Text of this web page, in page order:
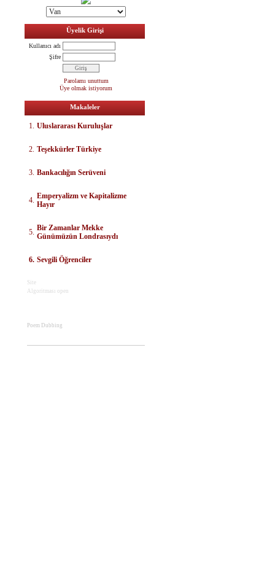
Üyelik Girişi
Kullanıcı adı
Şifre
Parolamı unuttum
Üye olmak istiyorum
Makaleler
1. Uluslararası Kuruluşlar
2. Teşekkürler Türkiye
3. Bankacılığın Serüveni
4. Emperyalizm ve Kapitalizme
Hayır
5. Bir Zamanlar Mekke
Günümüzün Londrasıydı
6. Sevgili Öğrenciler
Site
Algoritması open
Poem Dubbing